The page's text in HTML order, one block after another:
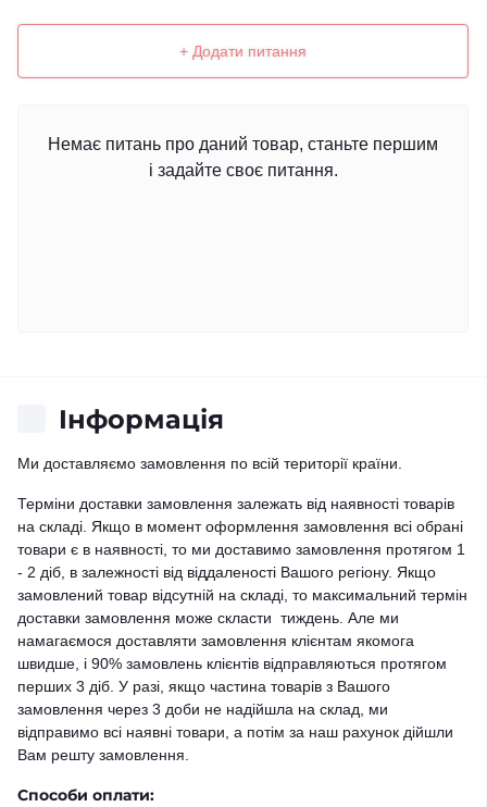
+ Додати питання
Немає питань про даний товар, станьте першим
і задайте своє питання.
Iнформація
Ми доставляємо замовлення по всій території країни.
Терміни доставки замовлення залежать від наявності товарів
на складі. Якщо в момент оформлення замовлення всі обрані
товари є в наявності, то ми доставимо замовлення протягом 1
- 2 діб, в залежності від віддаленості Вашого регіону. Якщо
замовлений товар відсутній на складі, то максимальний термін
доставки замовлення може скласти тиждень. Але ми
намагаємося доставляти замовлення клієнтам якомога
швидше, і 90% замовлень клієнтів відправляються протягом
перших 3 діб. У разі, якщо частина товарів з Вашого
замовлення через 3 доби не надійшла на склад, ми
відправимо всі наявні товари, а потім за наш рахунок дійшли
Вам решту замовлення.
Способи оплати: